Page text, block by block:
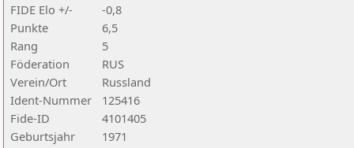
FIDE Elo +/-
-0,8
Punkte
6,5
Rang
5
Föderation
RUS
Verein/Ort
Russland
Ident-Nummer
125416
Fide-ID
4101405
Geburtsjahr
1971